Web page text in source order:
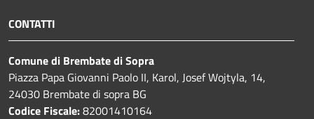
CONTATTI
Comune di Brembate di Sopra
Piazza Papa Giovanni Paolo II, Karol, Josef Wojtyla, 14,
24030 Brembate di sopra BG
Codice Fiscale:82001410164